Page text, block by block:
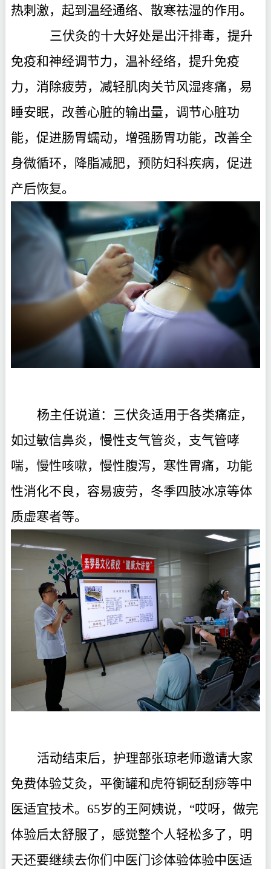
热刺激，起到温经通络、散寒祛湿的作用。
三伏灸的十大好处是出汗排毒，提升
免疫和神经调节力，温补经络，提升免疫
力，消除疲劳，减轻肌肉关节风湿疼痛，易
睡安眠，改善心脏的输出量，调节心脏功
能，促进肠胃蠕动，增强肠胃功能，改善全
身微循环，降脂减肥，预防妇科疾病，促进
产后恢复。
杨主任说道：三伏灸适用于各类痛症，
如过敏信鼻炎，慢性支气管炎，支气管哮
喘，慢性咳嗽，慢性腹泻，寒性胃痛，功能
性消化不良，容易疲劳，冬季四肢冰凉等体
质虚寒者等。
活动结束后，护理部张琼老师邀请大家
免费体验艾灸，平衡罐和虎符铜砭刮痧等中
医适宜技术。 65岁的王阿姨说，“哎呀，做完
体验后太舒服了，感觉整个人轻松多了，明
天还要继续去你们中医门诊体验体验中医适